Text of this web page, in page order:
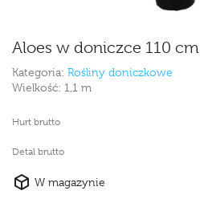
Aloes w doniczce 110 cm
Kategoria: Rośliny doniczkowe
Wielkość: 1,1 m
Hurt brutto
Detal brutto
W magazynie